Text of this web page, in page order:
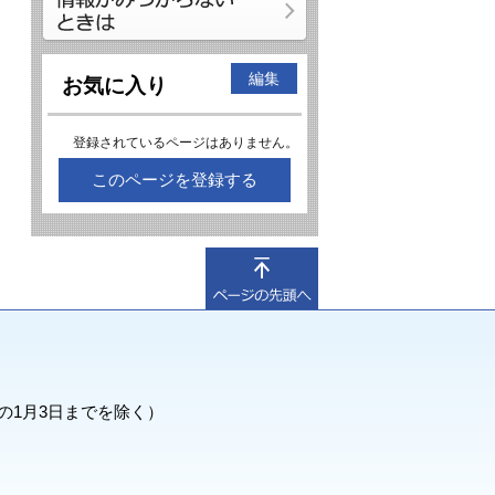
お気に入り 編集
登録されているページはありません。
このページを登録する
月3日までを除く）